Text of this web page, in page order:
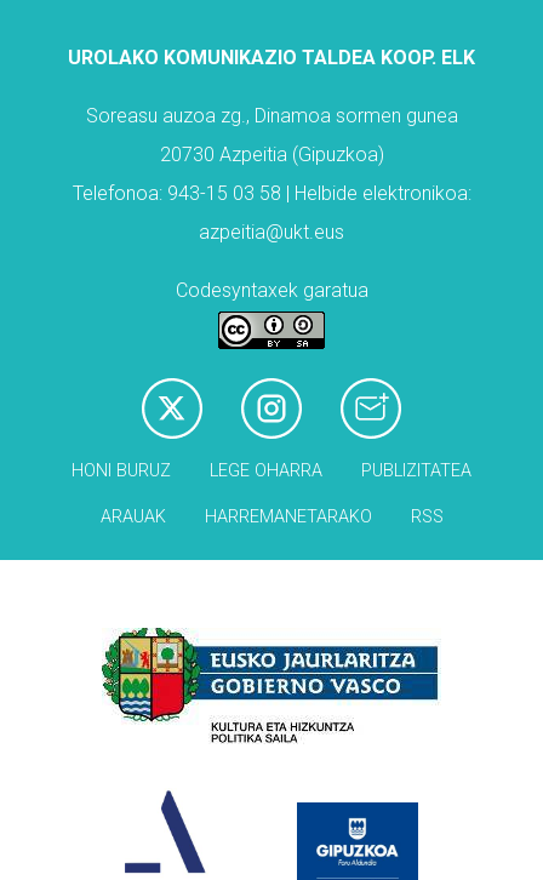
UROLAKO KOMUNIKAZIO TALDEA KOOP. ELK
Soreasu auzoa zg., Dinamoa sormen gunea
20730 Azpeitia (Gipuzkoa)
Telefonoa: 943-15 03 58 | Helbide elektronikoa:
azpeitia@ukt.eus
Codesyntaxek garatua
HONI BURUZ LEGE OHARRA PUBLIZITATEA
ARAUAK HARREMANETARAKO RSS